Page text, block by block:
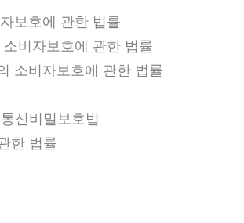
보호에 관한 법률
비자보호에 관한 법률
소비자보호에 관한 법률
신비밀보호법
한 법률